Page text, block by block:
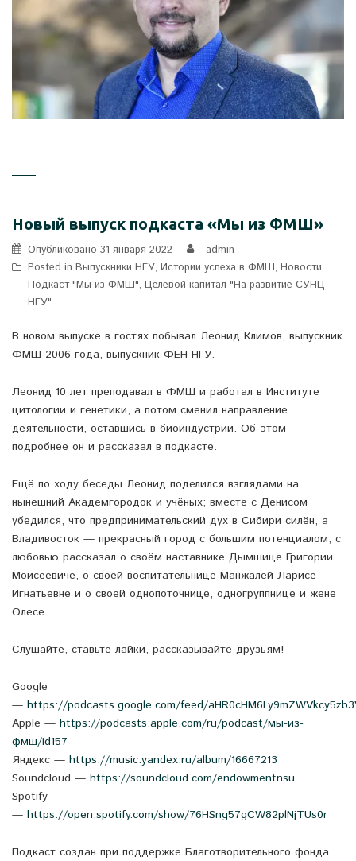
Новый выпуск подкаста «Мы из ФМШ»
Опубликовано 31 января 2022
admin
Posted in Выпускники НГУ, Истории успеха в ФМШ, Новости,
Подкаст "Мы из ФМШ", Целевой капитал "На развитие СУНЦ
НГУ"
В новом выпуске в гостях побывал Леонид Климов, выпускник
ФМШ 2006 года, выпускник ФЕН НГУ.
Леонид 10 лет преподавал в ФМШ и работал в Институте
цитологии и генетики, а потом сменил направление
деятельности, оставшись в биоиндустрии. Об этом
подробнее он и рассказал в подкасте.
Ещё по ходу беседы Леонид поделился взглядами на
нынешний Академгородок и учёных; вместе с Денисом
убедился, что предпринимательский дух в Сибири силён, а
Владивосток — прекрасный город с большим потенциалом; с
любовью рассказал о своём наставнике Дымшице Григории
Моисеевиче, о своей воспитательнице Манжалей Ларисе
Игнатьевне и о своей однопоточнице, одногруппнице и жене
Олесе.
Слушайте, ставьте лайки, рассказывайте друзьям!
Google
— https://podcasts.google.com/feed/
Apple — https://podcasts.apple.com/ru/podcast/мы-из-
фмш/id157
Яндекс — https://music.yandex.ru/album/16667213
Soundcloud — https://soundcloud.com/endowmentnsu
Spotify
— https://open.spotify.com/show/76HSng57gCW82plNjTUs0r
Подкаст создан при поддержке Благотворительного фонда